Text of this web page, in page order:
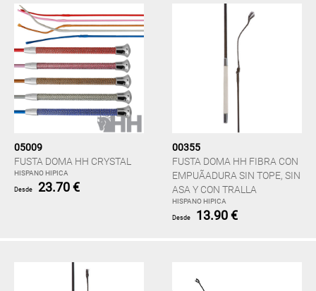
05009
FUSTA DOMA HH CRYSTAL
HISPANO HIPICA
Desde 23.70 €
00355
FUSTA DOMA HH FIBRA CON
EMPUÃADURA SIN TOPE, SIN
ASA Y CON TRALLA
HISPANO HIPICA
Desde 13.90 €